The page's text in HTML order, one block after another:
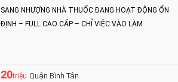
SANG NHƯỢNG NHÀ THUỐC ĐANG HOẠT ĐỘNG ỔN
ĐỊNH – FULL CAO CẤP – CHỈ VIỆC VÀO LÀM
20triệu Quận Bình Tân